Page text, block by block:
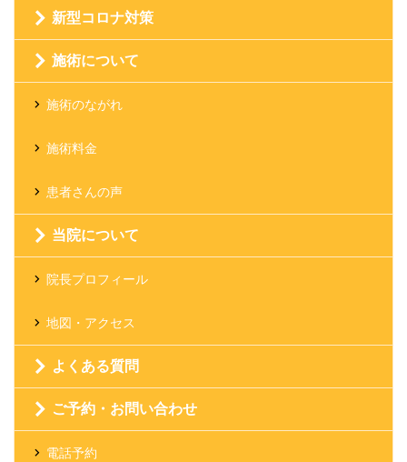
新型コロナ対策
施術について
施術のながれ
施術料金
患者さんの声
当院について
院長プロフィール
地図・アクセス
よくある質問
ご予約・お問い合わせ
電話予約